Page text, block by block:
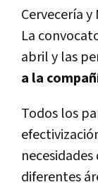
Cervecería
La
abril y las
a la
Todos los
diferentes